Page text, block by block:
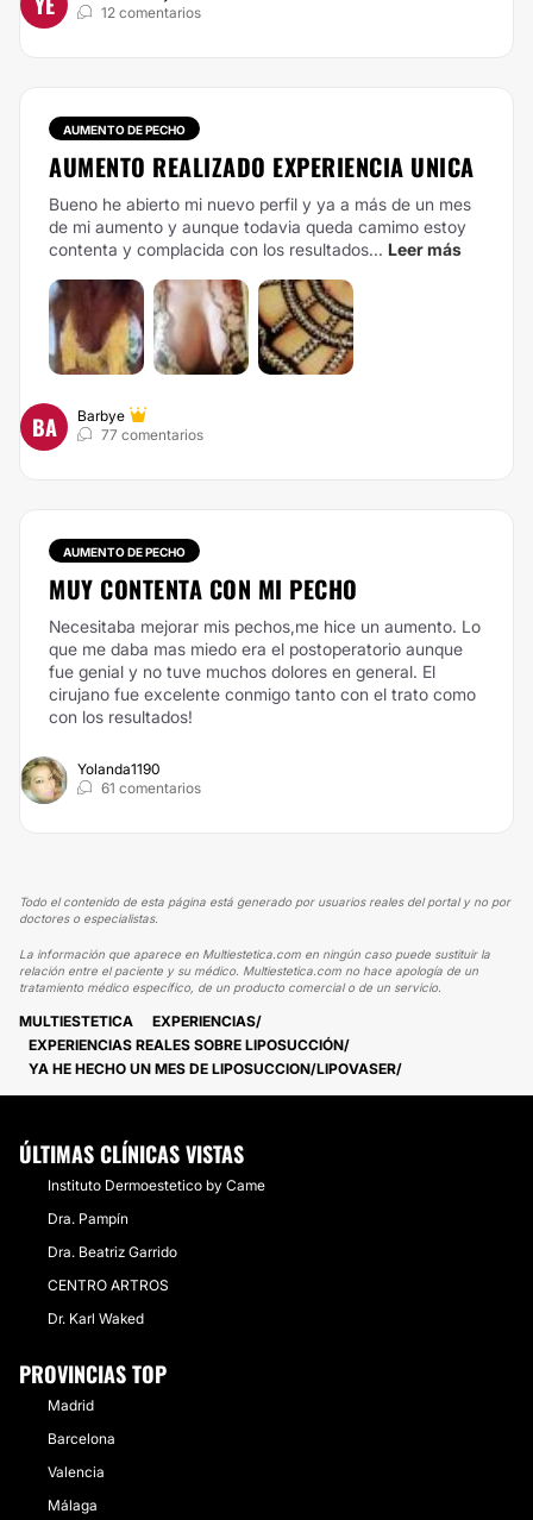
12 comentarios
AUMENTO DE PECHO
AUMENTO REALIZADO EXPERIENCIA UNICA
Bueno he abierto mi nuevo perfil y ya a más de un mes
de mi aumento y aunque todavia queda camimo estoy
contenta y complacida con los resultados... Leer más
BA
Barbye
77 comentarios
AUMENTO DE PECHO
MUY CONTENTA CON MI PECHO
Necesitaba mejorar mis pechos,me hice un aumento. Lo
que me daba mas miedo era el postoperatorio aunque
fue genial y no tuve muchos dolores en general. El
cirujano fue excelente conmigo tanto con el trato como
con los resultados!
Yolanda1190
61 comentarios
Todo el contenido de esta página está generado por usuarios reales del portal y no por
doctores o especialistas.
La información que aparece en Multiestetica.com en ningún caso puede sustituir la
relación entre el paciente y su médico. Multiestetica.com no hace apología de un
tratamiento médico específico, de un producto comercial o de un servicio.
MULTIESTETICA
EXPERIENCIAS
EXPERIENCIAS REALES SOBRE LIPOSUCCIÓN
YA HE HECHO UN MES DE LIPOSUCCION/LIPOVASER
ÚLTIMAS CLÍNICAS VISTAS
Instituto Dermoestetico by Came
Dra. Pampín
Dra. Beatriz Garrido
CENTRO ARTROS
Dr. Karl Waked
PROVINCIAS TOP
Madrid
Barcelona
Valencia
Málaga